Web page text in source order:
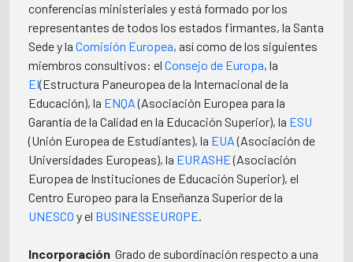
conferencias ministeriales y está formado por los
representantes de todos los estados firmantes, la Santa
Sede y la Comisión Europea, así como de los siguientes
miembros consultivos: el Consejo de Europa, la
EI(Estructura Paneuropea de la Internacional de la
Educación), la ENQA(Asociación Europea para la
Garantía de la Calidad en la Educación Superior), la ESU
(Unión Europea de Estudiantes), la EUA(Asociación de
Universidades Europeas), la EURASHE(Asociación
Europea de Instituciones de Educación Superior), el
Centro Europeo para la Enseñanza Superior de la
UNESCO y el BUSINESSEUROPE.
Incorporación  Grado de subordinación respecto a una